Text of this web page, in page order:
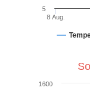
8 Aug.
5
1600